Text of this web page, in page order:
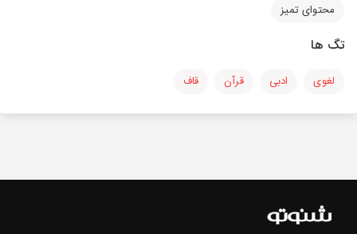
محتوای تمیز
تگ ها
لغوی ادبی قرآن قاف